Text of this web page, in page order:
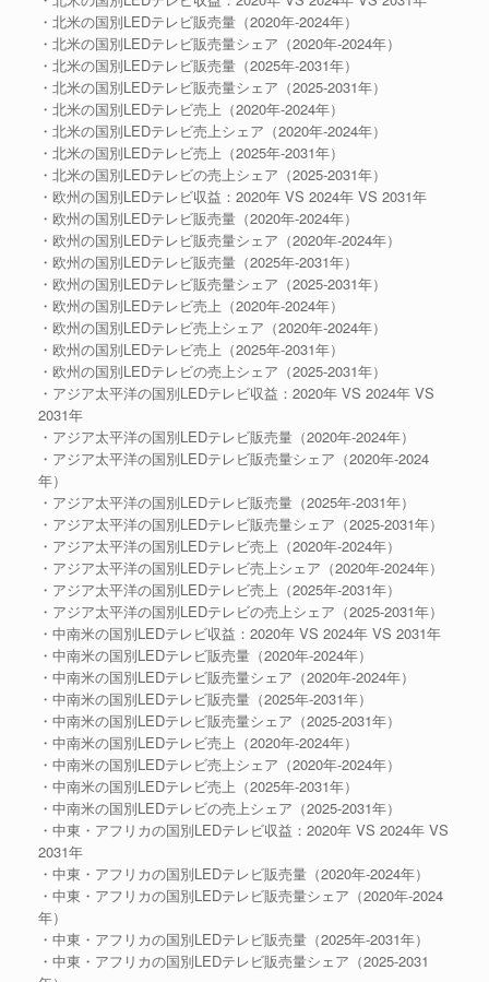
・北米の国別LEDテレビ販売量（2020年-2024年）
・北米の国別LEDテレビ販売量シェア（2020年-2024年）
・北米の国別LEDテレビ販売量（2025年-2031年）
・北米の国別LEDテレビ販売量シェア（2025-2031年）
・北米の国別LEDテレビ売上（2020年-2024年）
・北米の国別LEDテレビ売上シェア（2020年-2024年）
・北米の国別LEDテレビ売上（2025年-2031年）
・北米の国別LEDテレビの売上シェア（2025-2031年）
・欧州の国別LEDテレビ収益：2020年 VS 2024年 VS 2031年
・欧州の国別LEDテレビ販売量（2020年-2024年）
・欧州の国別LEDテレビ販売量シェア（2020年-2024年）
・欧州の国別LEDテレビ販売量（2025年-2031年）
・欧州の国別LEDテレビ販売量シェア（2025-2031年）
・欧州の国別LEDテレビ売上（2020年-2024年）
・欧州の国別LEDテレビ売上シェア（2020年-2024年）
・欧州の国別LEDテレビ売上（2025年-2031年）
・欧州の国別LEDテレビの売上シェア（2025-2031年）
・アジア太平洋の国別LEDテレビ収益：2020年 VS 2024年 VS
2031年
・アジア太平洋の国別LEDテレビ販売量（2020年-2024年）
・アジア太平洋の国別LEDテレビ販売量シェア（2020年-2024
年）
・アジア太平洋の国別LEDテレビ販売量（2025年-2031年）
・アジア太平洋の国別LEDテレビ販売量シェア（2025-2031年）
・アジア太平洋の国別LEDテレビ売上（2020年-2024年）
・アジア太平洋の国別LEDテレビ売上シェア（2020年-2024年）
・アジア太平洋の国別LEDテレビ売上（2025年-2031年）
・アジア太平洋の国別LEDテレビの売上シェア（2025-2031年）
・中南米の国別LEDテレビ収益：2020年 VS 2024年 VS 2031年
・中南米の国別LEDテレビ販売量（2020年-2024年）
・中南米の国別LEDテレビ販売量シェア（2020年-2024年）
・中南米の国別LEDテレビ販売量（2025年-2031年）
・中南米の国別LEDテレビ販売量シェア（2025-2031年）
・中南米の国別LEDテレビ売上（2020年-2024年）
・中南米の国別LEDテレビ売上シェア（2020年-2024年）
・中南米の国別LEDテレビ売上（2025年-2031年）
・中南米の国別LEDテレビの売上シェア（2025-2031年）
・中東・アフリカの国別LEDテレビ収益：2020年 VS 2024年 VS
2031年
・中東・アフリカの国別LEDテレビ販売量（2020年-2024年）
・中東・アフリカの国別LEDテレビ販売量シェア（2020年-2024
年）
・中東・アフリカの国別LEDテレビ販売量（2025年-2031年）
・中東・アフリカの国別LEDテレビ販売量シェア（2025-2031